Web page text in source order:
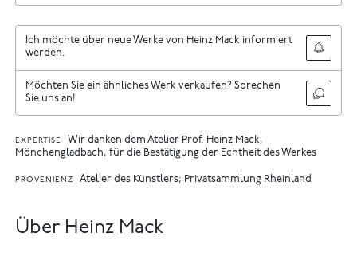
Ich möchte über neue Werke von Heinz Mack informiert
werden.
Möchten Sie ein ähnliches Werk verkaufen? Sprechen
Sie uns an!
EXPERTISE
Wir danken dem Atelier Prof. Heinz Mack,
Mönchengladbach, für die Bestätigung der Echtheit des Werkes
PROVENIENZ Atelier des Künstlers; Privatsammlung Rheinland
Über Heinz Mack